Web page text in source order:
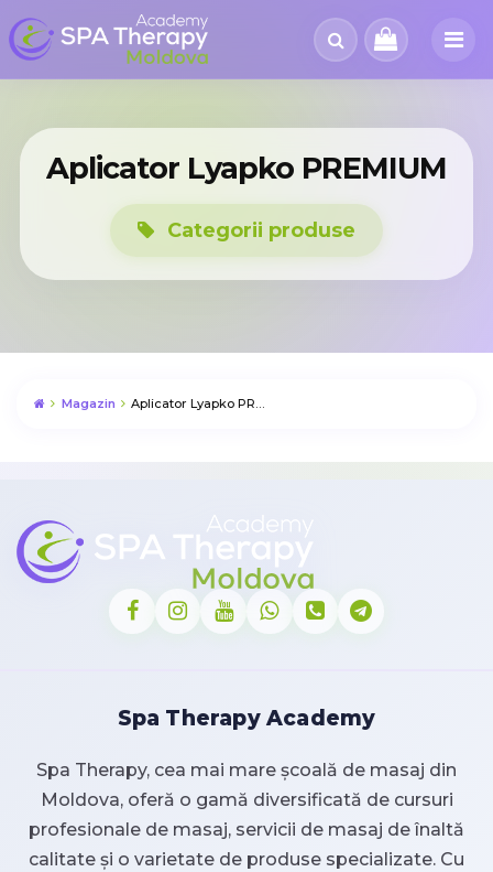
Aplicator Lyapko PREMIUM
Categorii produse
Magazin Aplicator Lyapko PREMIUM
Spa Therapy Academy
Spa Therapy, cea mai mare școală de masaj din
Moldova, oferă o gamă diversificată de cursuri
profesionale de masaj, servicii de masaj de înaltă
calitate și o varietate de produse specializate. Cu